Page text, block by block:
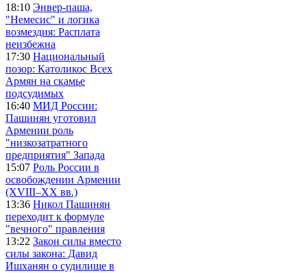
18:10 Энвер-паша,
"Немесис" и логика
возмездия: Расплата
неизбежна
17:30 Национальный
позор: Католикос Всех
Армян на скамье
подсудимых
16:40 МИД России:
Пашинян уготовил
Армении роль
"низкозатратного
предприятия" Запада
15:07 Роль России в
освобождении Армении
(XVIII–XX вв.)
13:36 Никол Пашинян
переходит к формуле
"вечного" правления
13:22 Закон силы вместо
силы закона: Давид
Ишханян о судилище в